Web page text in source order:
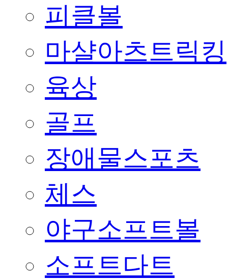
피클볼
마샬아츠트릭킹
육상
골프
장애물스포츠
체스
야구소프트볼
소프트다트